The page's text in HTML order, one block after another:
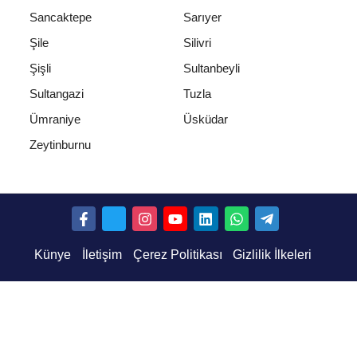
Sancaktepe
Sarıyer
Şile
Silivri
Şişli
Sultanbeyli
Sultangazi
Tuzla
Ümraniye
Üsküdar
Zeytinburnu
Künye İletişim Çerez Politikası Gizlilik İlkeleri